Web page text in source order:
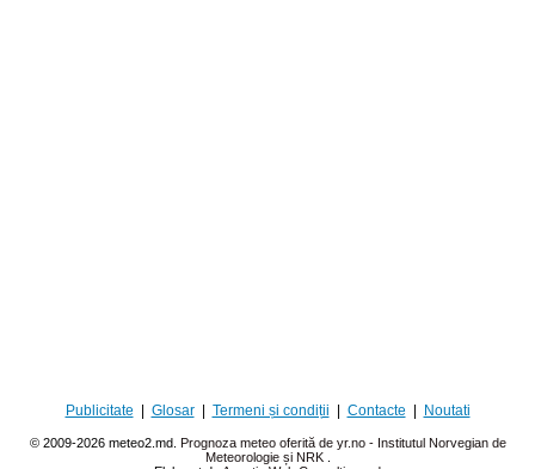
Publicitate Glosar| Termeni și condiții Contacte Noutati
© 2009-2026 meteo2.md. Prognoza meteo oferită de yr.no - Institutul Norvegian de
Meteorologie și NRK